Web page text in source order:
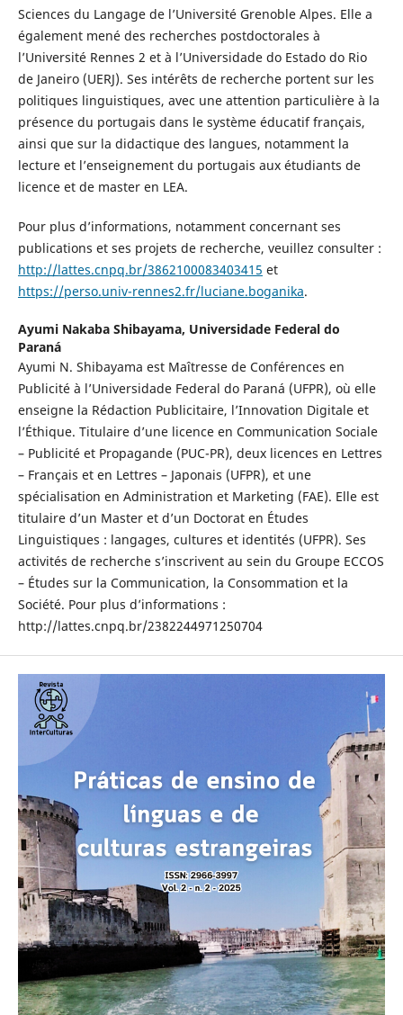
Sciences du Langage de l’Université Grenoble Alpes. Elle a
également mené des recherches postdoctorales à
l’Université Rennes 2 et à l’Universidade do Estado do Rio
de Janeiro (UERJ). Ses intérêts de recherche portent sur les
politiques linguistiques, avec une attention particulière à la
présence du portugais dans le système éducatif français,
ainsi que sur la didactique des langues, notamment la
lecture et l’enseignement du portugais aux étudiants de
licence et de master en LEA.
Pour plus d’informations, notamment concernant ses
publications et ses projets de recherche, veuillez consulter :
http://lattes.cnpq.br/3862100083403415 et
https://perso.univ-rennes2.fr/luciane.boganika.
Ayumi Nakaba Shibayama, Universidade Federal do
Paraná
Ayumi N. Shibayama est Maîtresse de Conférences en
Publicité à l’Universidade Federal do Paraná (UFPR), où elle
enseigne la Rédaction Publicitaire, l’Innovation Digitale et
l’Éthique. Titulaire d’une licence en Communication Sociale
– Publicité et Propagande (PUC-PR), deux licences en Lettres
– Français et en Lettres – Japonais (UFPR), et une
spécialisation en Administration et Marketing (FAE). Elle est
titulaire d’un Master et d’un Doctorat en Études
Linguistiques : langages, cultures et identités (UFPR). Ses
activités de recherche s’inscrivent au sein du Groupe ECCOS
– Études sur la Communication, la Consommation et la
Société. Pour plus d’informations :
http://lattes.cnpq.br/2382244971250704